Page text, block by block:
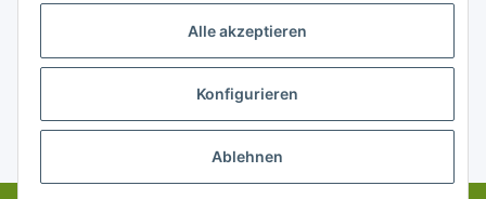
Gesetzliche Informationen
* Alle Preise zzgl. gesetzlicher USt., zzgl.Versand
Alle akzeptieren
Konfigurieren
Ablehnen